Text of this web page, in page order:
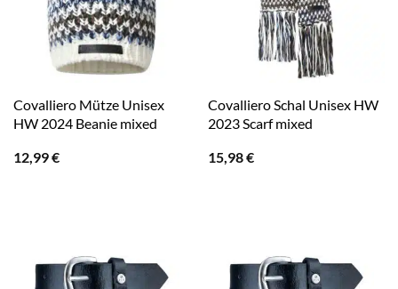
Covalliero Mütze Unisex
HW 2024 Beanie mixed
12,99€
Covalliero Schal Unisex HW
2023 Scarf mixed
15,98€